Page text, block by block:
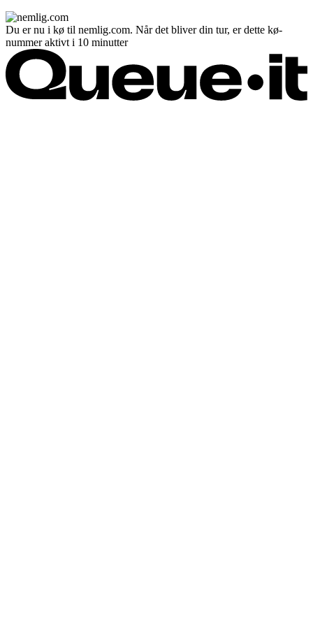
Du er nu i kø til nemlig.com. Når det bliver din tur, er dette kø-
nummer aktivt i 10 minutter